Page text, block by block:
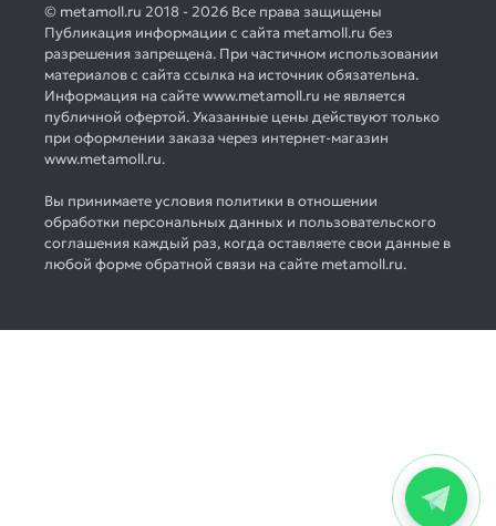
© metamoll.ru 2018 - 2026 Все права защищены
Публикация информации с сайта metamoll.ru без
разрешения запрещена. При частичном использовании
материалов с сайта ссылка на источник обязательна.
Информация на сайте www.metamoll.ru не является
публичной офертой. Указанные цены действуют только
при оформлении заказа через интернет-магазин
www.metamoll.ru.
Вы принимаете условия политики в отношении
обработки персональных данных и пользовательского
соглашения каждый раз, когда оставляете свои данные в
любой форме обратной связи на сайте metamoll.ru.